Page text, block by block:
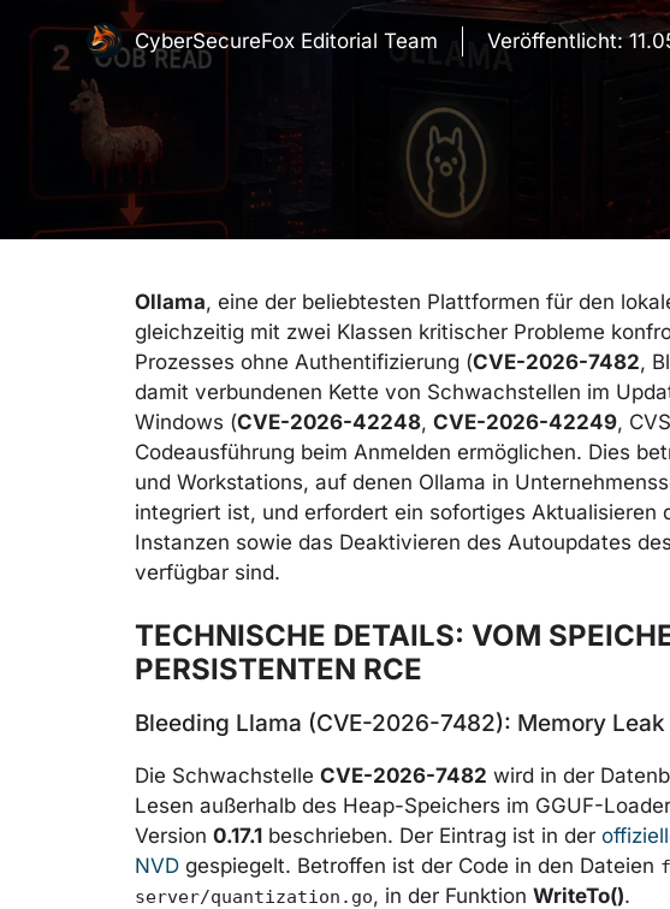
CyberSecureFox Editorial Team Veröffentlicht:
Ollama, eine der beliebtesten Plattformen für den
gleichzeitig mit zwei Klassen kritischer Probleme
Prozesses ohne Authentifizierung (CVE-2026-7482,
damit verbundenen Kette von Schwachstellen im
Windows (CVE-2026-42248, CVE-2026-42249,
Codeausführung beim Anmelden ermöglichen. Dies
und Workstations, auf denen Ollama in
integriert ist, und erfordert ein sofortiges Aktualisieren
Instanzen sowie das Deaktivieren des Autoupdates
verfügbar sind.
TECHNISCHE DETAILS: VOM
PERSISTENTEN RCE
Bleeding Llama (CVE-2026-7482): Memory
Die Schwachstelle CVE-2026-7482 wird in der
Lesen außerhalb des Heap-Speichers im GGUF-
Version 0.17.1 beschrieben. Der Eintrag ist in der
NVD gespiegelt. Betroffen ist der Code in den Dateien
server/quantization.go, in der Funktion WriteTo().